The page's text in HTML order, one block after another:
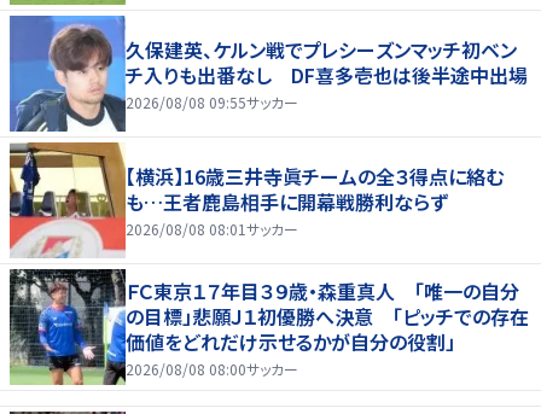
久保建英、ケルン戦でプレシーズンマッチ初ベン
チ入りも出番なし DF喜多壱也は後半途中出場
2026/08/08 09:55サッカー
【横浜】16歳三井寺眞チームの全３得点に絡む
も…王者鹿島相手に開幕戦勝利ならず
2026/08/08 08:01サッカー
ＦＣ東京１７年目３９歳・森重真人 「唯一の自分
の目標」悲願Ｊ１初優勝へ決意 「ピッチでの存在
価値をどれだけ示せるかが自分の役割」
2026/08/08 08:00サッカー